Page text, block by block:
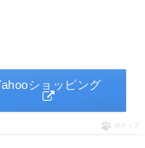
ショッピング
ポチップ